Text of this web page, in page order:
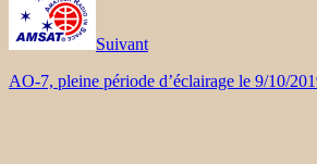
Suivant
AO-7, pleine période d’éclairage le 9/10/